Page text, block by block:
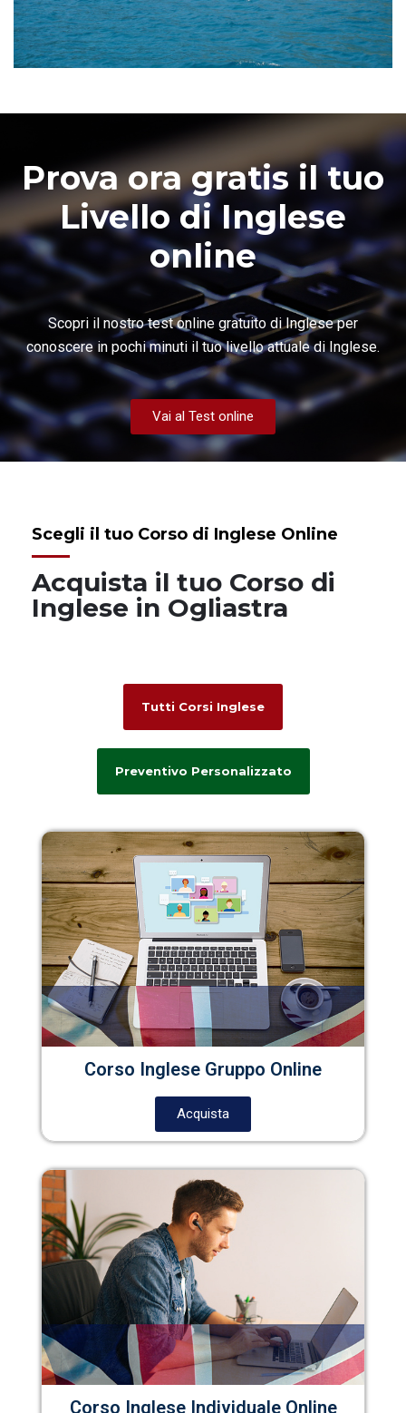
Prova ora gratis il tuo
Livello di Inglese
online
Scopri il nostro test online gratuito di Inglese per
conoscere in pochi minuti il tuo livello attuale di Inglese.
Vai al Test online
Acquista il tuo Corso di
Inglese in Ogliastra
Scegli il tuo Corso di Inglese Online
Tutti Corsi Inglese
Preventivo Personalizzato
Corso Inglese Gruppo Online
Acquista
Corso Inglese Individuale Online